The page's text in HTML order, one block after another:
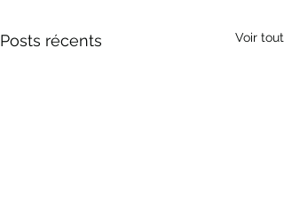
Posts récents Voir tout